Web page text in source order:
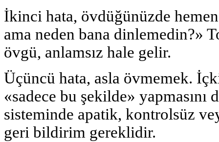
İkinci hata, övdüğünüzde
ama neden bana dinlemedin?»
övgü, anlamsız hale gelir.
Üçüncü hata, asla övmemek.
«sadece bu şekilde» yapmasını
sisteminde apatik, kontrolsüz
geri bildirim gereklidir.